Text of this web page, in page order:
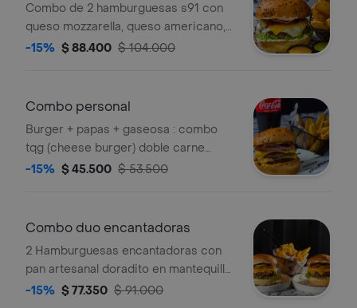
Combo de 2 hamburguesas s91 con
queso mozzarella, queso americano,
tocineta y crema de queso,
-15% $ 88.400 $ 104.000
Combo personal
Burger + papas + gaseosa : combo
tqg (cheese burger) doble carne
angus de 100gr c/u , triple queso
porcion de papas de la casa y
-15% $ 45.500 $ 53.500
Combo duo encantadoras
2 Hamburguesas encantadoras con
pan artesanal doradito en mantequilla,
carne angus, doble queso americano,
-15% $ 77.350 $ 91.000